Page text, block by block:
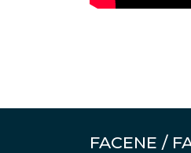
FACENE /